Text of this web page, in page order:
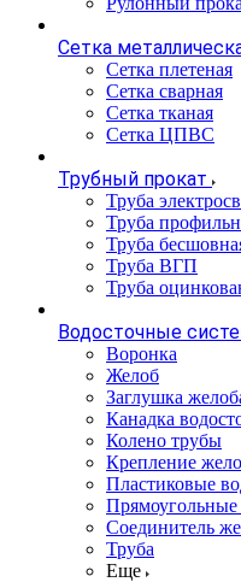
Сетка
Сетка плетеная
Сетка сварная
Сетка тканая
Сетка ЦПВС
Трубный прокат
Труба
Труба
Труба
Труба ВГП
Труба
Водосточные
Воронка
Желоб
Заглушка
Канадка
Колено трубы
Крепление
Пластиковые
Соединитель
Труба
Еще